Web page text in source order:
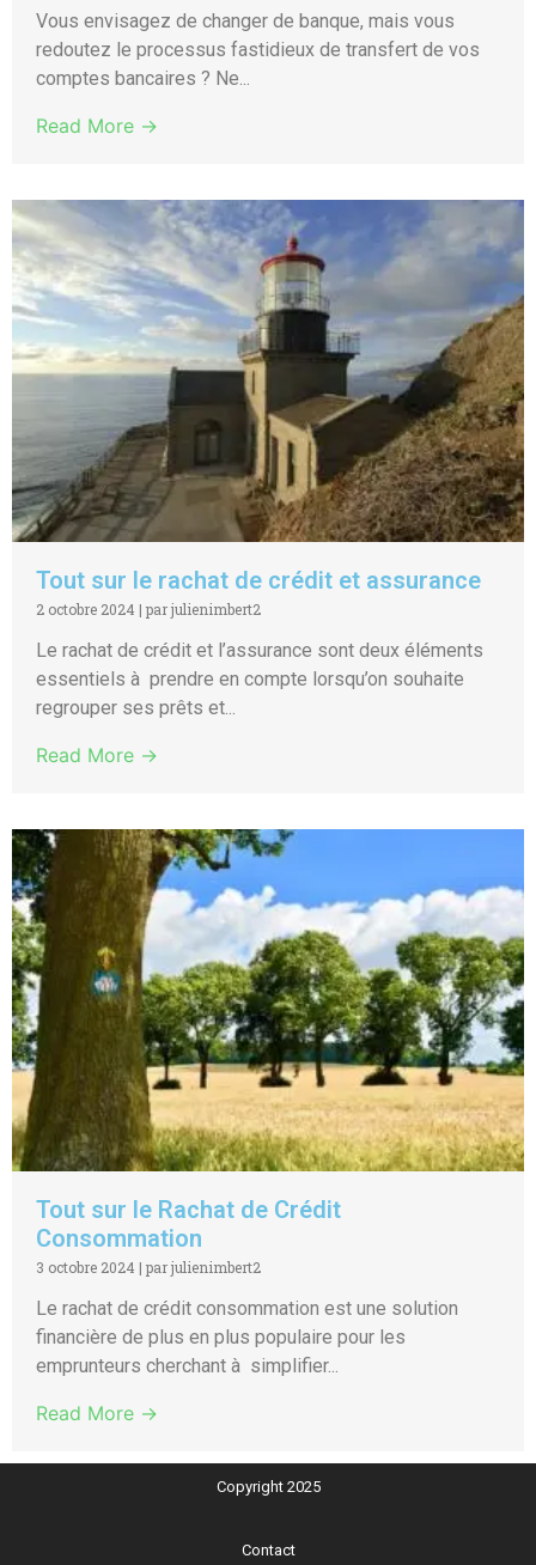
Vous envisagez de changer de banque, mais vous
redoutez le processus fastidieux de transfert de vos
comptes bancaires ? Ne...
Read More →
Tout sur le rachat de crédit et assurance
2 octobre 2024 | par julienimbert2
Le rachat de crédit et l’assurance sont deux éléments
essentiels à prendre en compte lorsqu’on souhaite
regrouper ses prêts et...
Read More →
Tout sur le Rachat de Crédit
Consommation
3 octobre 2024 | par julienimbert2
Le rachat de crédit consommation est une solution
financière de plus en plus populaire pour les
emprunteurs cherchant à simplifier...
Read More →
Copyright 2025
Contact